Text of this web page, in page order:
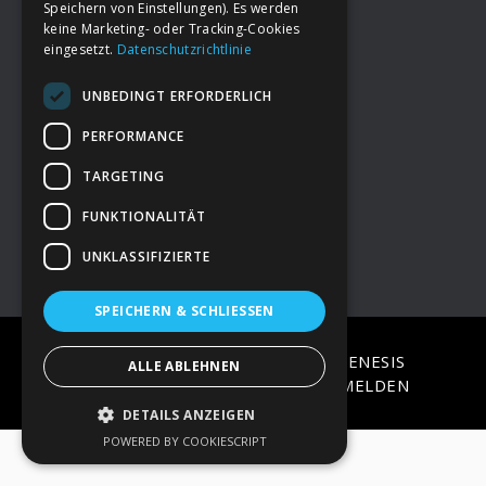
FooterDeine Spende
→ Impressum
→Kontakt zum PAO Team
COPYRIGHT © 2026 · ON
GENESIS
FRAMEWORK·WORDPRESS·ANMELDEN
Speichern von Einstellungen). Es werden
keine Marketing- oder Tracking-Cookies
eingesetzt. Datenschutzrichtlinie
UNBEDINGT ERFORDERLICH
PERFORMANCE
TARGETING
FUNKTIONALITÄT
UNKLASSIFIZIERTE
SPEICHERN & SCHLIESSEN
ALLE ABLEHNEN
DETAILS ANZEIGEN
POWERED BY COOKIESCRIPT